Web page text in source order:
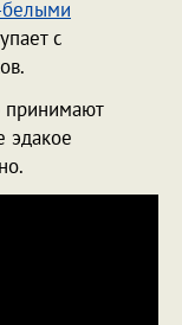
белыми
с
принимают
эдакое